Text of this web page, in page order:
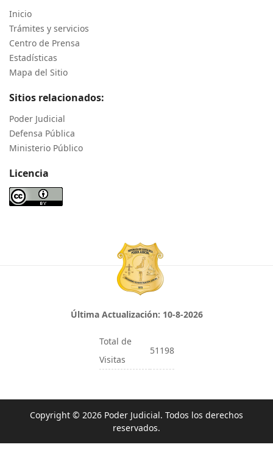
Inicio
Trámites y servicios
Centro de Prensa
Estadísticas
Mapa del Sitio
Sitios relacionados:
Poder Judicial
Defensa Pública
Ministerio Público
Licencia
Última Actualización: 10-8-2026
Total de
Visitas
51198
Copyright © 2026 Poder Judicial. Todos los derechos
reservados.